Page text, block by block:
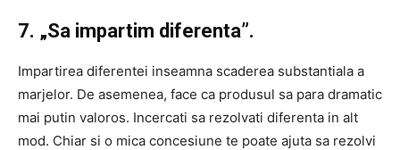
7. „Sa impartim diferenta”.
Impartirea diferentei inseamna scaderea substantiala a
marjelor. De asemenea, face ca produsul sa para dramatic
mai putin valoros. Incercati sa rezolvati diferenta in alt
mod. Chiar si o mica concesiune te poate ajuta sa rezolvi